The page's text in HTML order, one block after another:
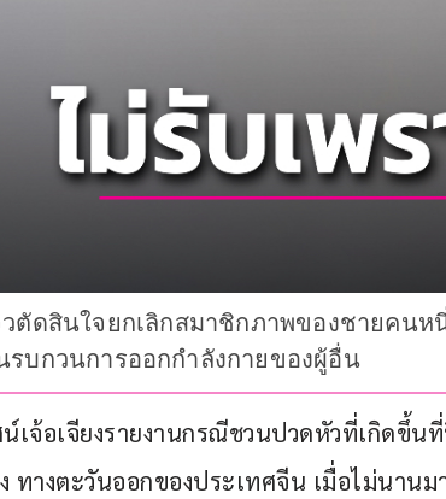
ตัดสินใจยกเลิกสมาชิกภาพของชายคนห
รบกวนการออกกำลังกายของผู้อื่น
เจ้อเจียงรายงานกรณีชวนปวดหัวที่เกิดขึ้น
ทางตะวันออกของประเทศจีน เมื่อไม่นาน